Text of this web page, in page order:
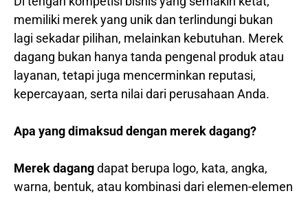
memiliki merek yang unik dan terlindungi bukan
lagi sekadar pilihan, melainkan kebutuhan. Merek
dagang bukan hanya tanda pengenal produk atau
layanan, tetapi juga mencerminkan reputasi,
kepercayaan, serta nilai dari perusahaan Anda.
Apa yang dimaksud dengan merek dagang?
Merek dagangdapat berupa logo, kata, angka,
warna, bentuk, atau kombinasi dari elemen-elemen